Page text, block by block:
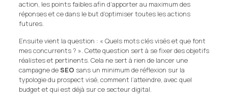
action, les points faibles afin d’apporter au maximum des
réponses et ce dans le but d’optimiser toutes les actions
futures.
Ensuite vient la question : « Quels mots clés visés et que font
mes concurrents ? ». Cette question sert à se fixer des objetifs
réalistes et pertinents. Cela ne sert à rien de lancer une
campagne deSEO sans un minimum de réflexion sur la
typologie du prospect visé, comment l’atteindre, avec quel
budget et qui est déjà sur ce secteur digital.